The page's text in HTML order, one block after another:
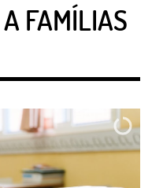
FAMÍLIAS